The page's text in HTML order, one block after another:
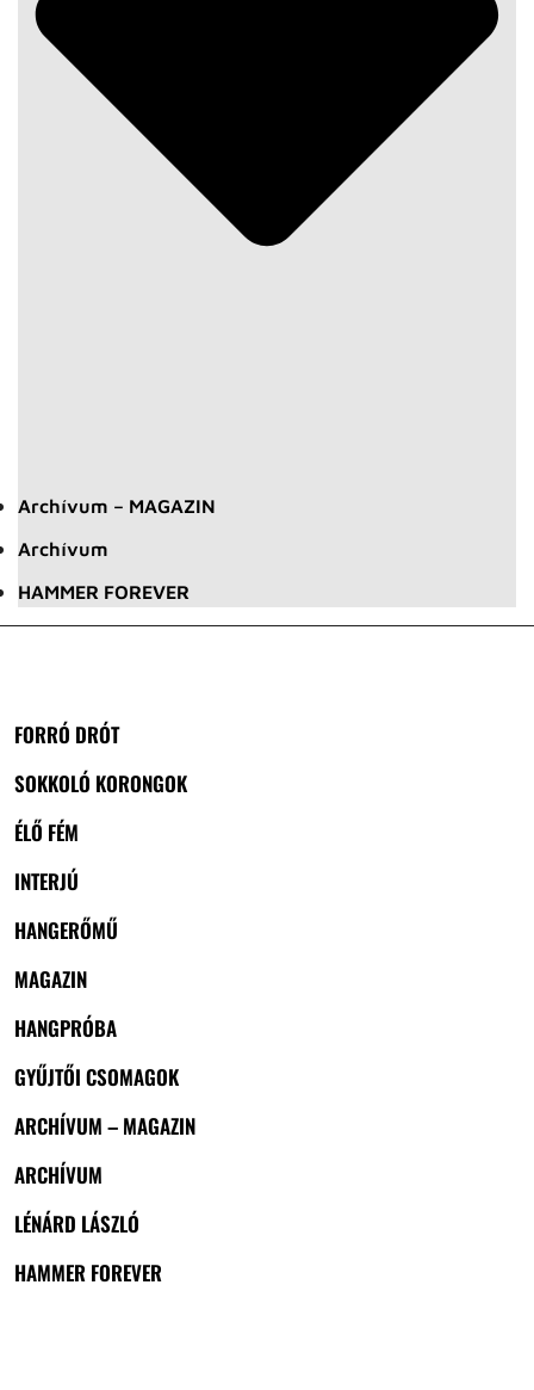
Archívum – MAGAZIN
Archívum
HAMMER FOREVER
FORRÓ DRÓT
SOKKOLÓ KORONGOK
ÉLŐ FÉM
INTERJÚ
HANGERŐMŰ
MAGAZIN
HANGPRÓBA
GYŰJTŐI CSOMAGOK
ARCHÍVUM – MAGAZIN
ARCHÍVUM
LÉNÁRD LÁSZLÓ
HAMMER FOREVER